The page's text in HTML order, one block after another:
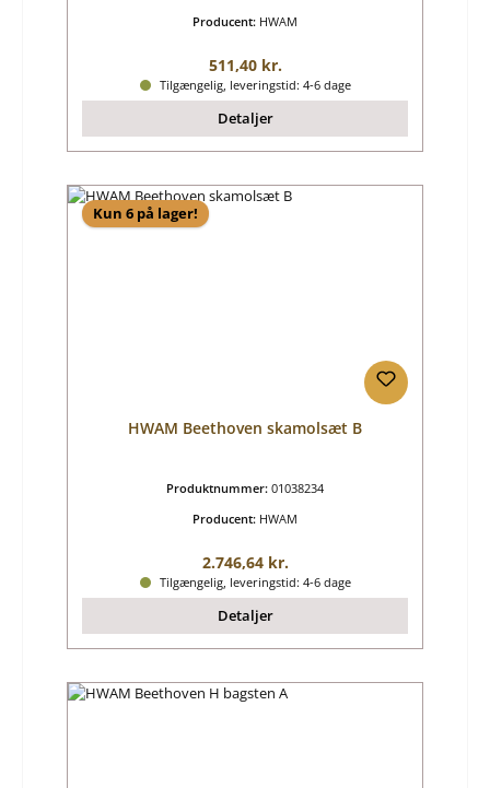
Producent: HWAM
Almindelig pris:
511,40 kr.
Tilgængelig, leveringstid: 4-6 dage
Detaljer
Kun 6 på lager!
HWAM Beethoven skamolsæt B
Produktnummer: 01038234
Producent: HWAM
Almindelig pris:
2.746,64 kr.
Tilgængelig, leveringstid: 4-6 dage
Detaljer